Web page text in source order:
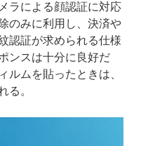
ラによる顔認証に対応
のみに利用し、決済や
認証が求められる仕様
ンスは十分に良好だ
ルムを貼ったときは、
る。